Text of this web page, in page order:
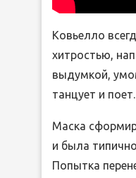
Ковьелло
хитростью,
выдумкой,
танцует и поет.
Маска
и была
Попытка